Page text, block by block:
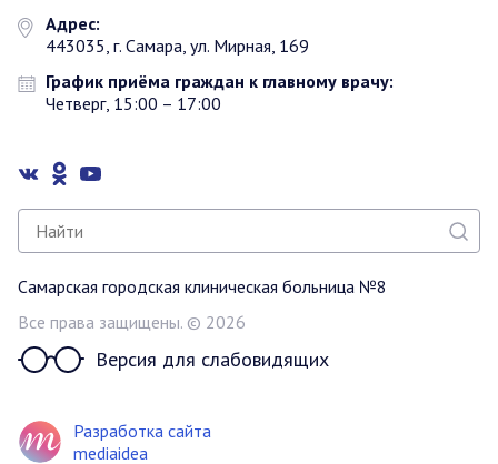
Самарская городская клиническая больница №8
Все права защищены. © 2026
Версия для слабовидящих
Адрес:
443035, г. Самара, ул. Мирная, 169
График приёма граждан к главному врачу:
Четверг, 15:00 – 17:00
Разработка сайта
mediaidea